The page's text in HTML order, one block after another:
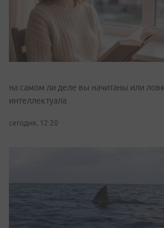
на самом ли деле вы начитаны или
интеллектуала
сегодня, 12:20